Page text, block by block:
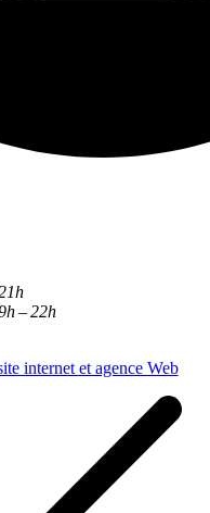
– 22h
internet et agence Web